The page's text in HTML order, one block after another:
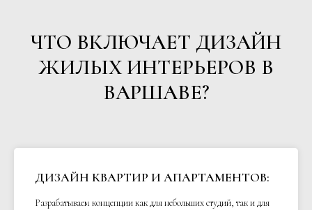
ЧТО ВКЛЮЧАЕТ ДИЗАЙН
ЖИЛЫХ ИНТЕРЬЕРОВ В
ВАРШАВЕ?
ДИЗАЙН КВАРТИР И АПАРТАМЕНТОВ:
Разрабатываем концепции как для небольших студий, так и для